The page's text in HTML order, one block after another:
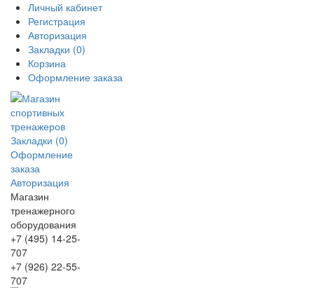
Личный кабинет
Регистрация
Авторизация
Закладки (0)
Корзина
Оформление заказа
Закладки (0)
Оформление
заказа
Авторизация
Магазин
тренажерного
оборудования
+7 (495) 14-25-
707
+7 (926) 22-55-
707